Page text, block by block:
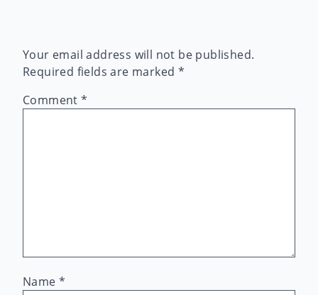
Your email address will not be published.
Required fields are marked *
Comment*
Name *